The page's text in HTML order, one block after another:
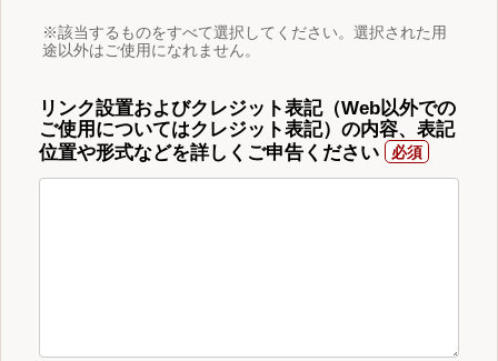
※該当するものをすべて選択してください。選択された用
途以外はご使用になれません。
リンク設置およびクレジット表記（Web以外での
ご使用についてはクレジット表記）の内容、表記
位置や形式などを詳しくご申告ください